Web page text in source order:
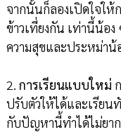
จากนั้นก็ลองเปิดใจให้
ข้าวเที่ยงกัน เท่านี้น้อ
ความสุขและประหม่าน้
2. การเรียนแบบใหม่
ปรับตัวให้ได้และเรีย
กับปัญหานี้ทำได้ไม่ยาก